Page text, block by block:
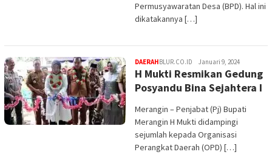
Permusyawaratan Desa (BPD). Hal ini
dikatakannya […]
DAERAHBLUR.CO.ID Januari 9, 2024
H Mukti Resmikan Gedung
Posyandu Bina Sejahtera I
Merangin – Penjabat (Pj) Bupati
Merangin H Mukti didampingi
sejumlah kepada Organisasi
Perangkat Daerah (OPD) […]